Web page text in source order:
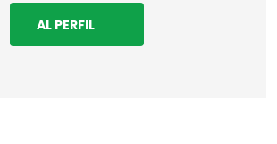
AL PERFIL